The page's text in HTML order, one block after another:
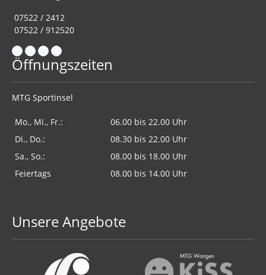
07522 / 2412
07522 / 912520
Öffnungszeiten
MTG Sportinsel
Mo., Mi., Fr.:
06.00 bis 22.00 Uhr
Di., Do.:
08.30 bis 22.00 Uhr
Sa., So.:
08.00 bis 18.00 Uhr
Feiertags
08.00 bis 14.00 Uhr
Unsere Angebote